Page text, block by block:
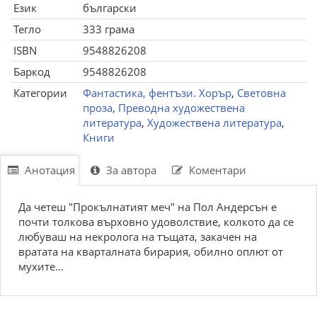
Език
български
Тегло
333 грама
ISBN
9548826208
Баркод
9548826208
Категории
Фантастика, фентъзи. Хорър, Световна
проза, Преводна художествена
литература, Художествена литература,
Книги
Анотация За автора Коментари
Да четеш "Прокълнатият меч" на Пол Андерсън е
почти толкова върховно удоволствие, колкото да се
любуваш на некролога на тъщата, закачен на
вратата на кварталната бирария, обилно оплют от
мухите…